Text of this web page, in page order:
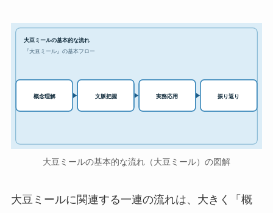
大豆ミールの基本的な流れ
『大豆ミール』の基本フロー
概念理解 文脈把握 実務応用 振り返り
大豆ミールの基本的な流れ（大豆ミール）の図解
大豆ミールに関連する一連の流れは、大きく「概